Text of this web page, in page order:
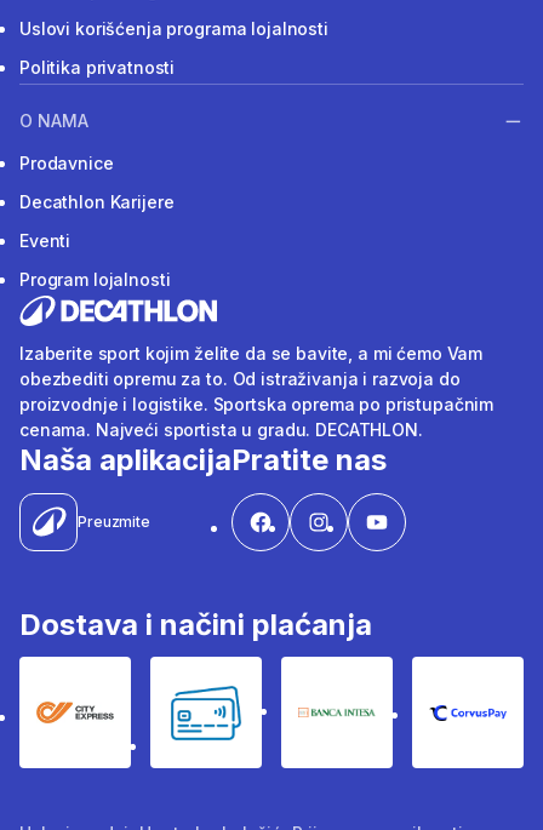
Uslovi korišćenja programa lojalnosti
Politika privatnosti
O NAMA
Prodavnice
Decathlon Karijere
Eventi
Program lojalnosti
Izaberite sport kojim želite da se bavite, a mi ćemo Vam
obezbediti opremu za to. Od istraživanja i razvoja do
proizvodnje i logistike. Sportska oprema po pristupačnim
cenama. Najveći sportista u gradu. DECATHLON.
Naša aplikacija
Preuzmite
Pratite nas
Dostava i načini plaćanja
City Express Bankovne karticeBanka Intesa